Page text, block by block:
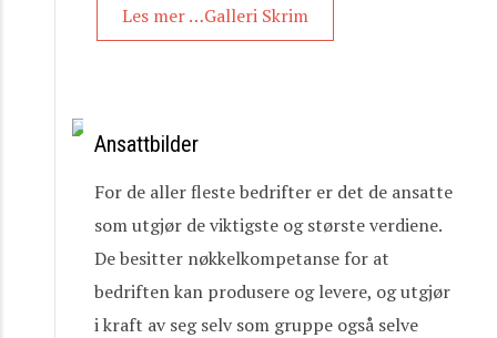
Les mer …Galleri Skrim
Ansattbilder
For de aller fleste bedrifter er det de ansatte
som utgjør de viktigste og største verdiene.
De besitter nøkkelkompetanse for at
bedriften kan produsere og levere, og utgjør
i kraft av seg selv som gruppe også selve